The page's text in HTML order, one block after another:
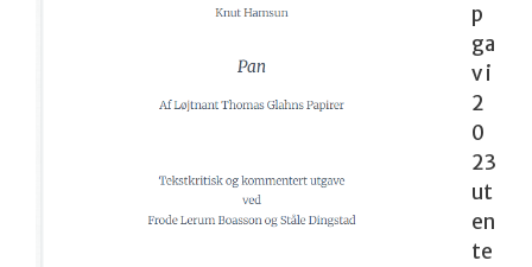
p
ga
v i
2
0
23
ut
en
te